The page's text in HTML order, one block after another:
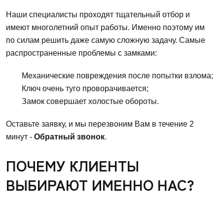
Наши специалисты проходят тщательный отбор и
имеют многолетний опыт работы. Именно поэтому им
по силам решить даже самую сложную задачу. Самые
распространенные проблемы с замками:
Механические повреждения после попытки взлома;
Ключ очень туго проворачивается;
Замок совершает холостые обороты.
Оставьте заявку, и мы перезвоним Вам в течение 2
минут - Обратный звонок.
ПОЧЕМУ КЛИЕНТЫ
ВЫБИРАЮТ ИМЕННО НАС?